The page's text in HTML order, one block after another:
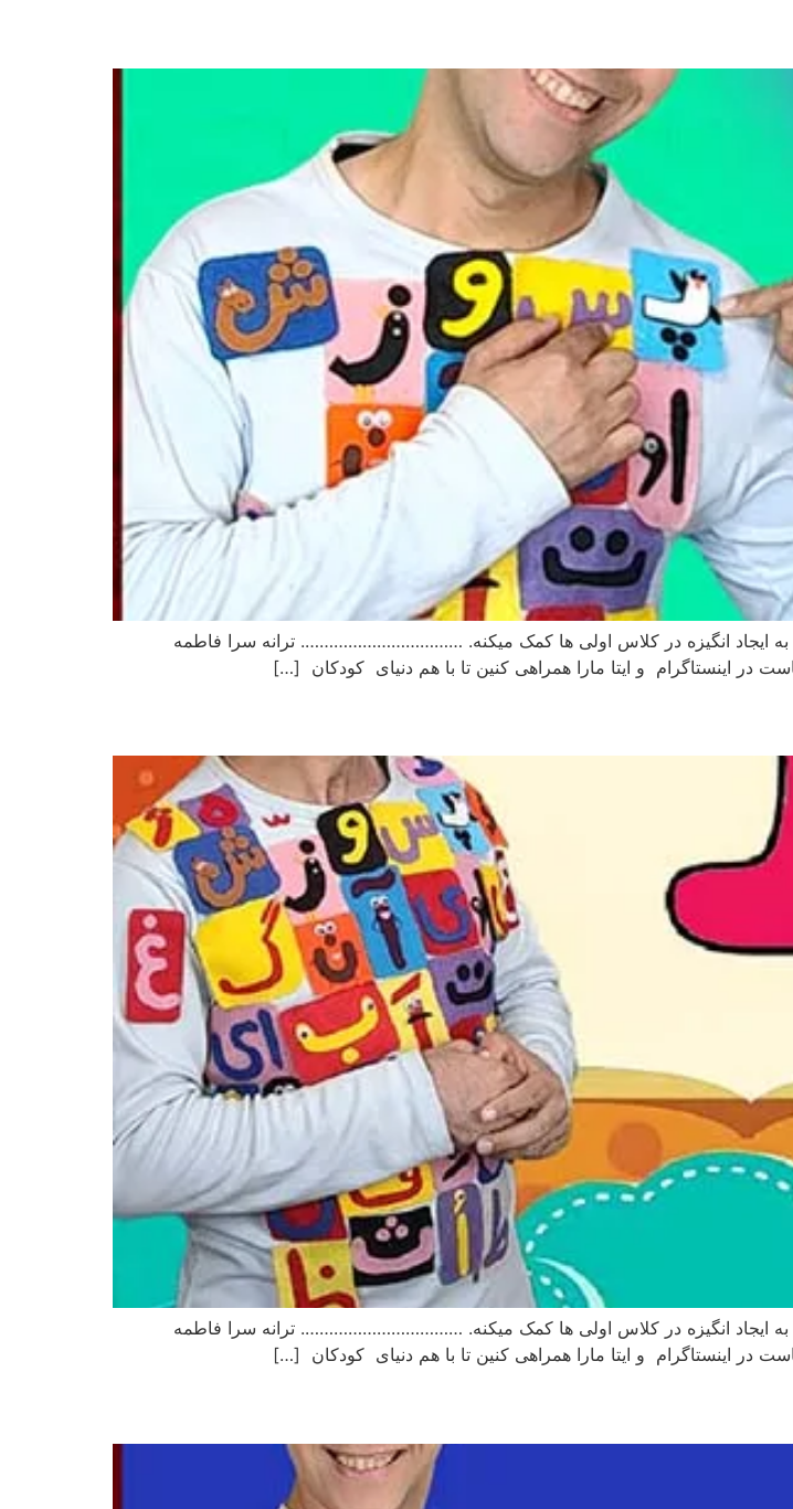
ایجاد انگیزه در کلاس اولی ها کمک میکنه. ……………………………. ترانه سرا فاطمه
اینستاگرام و ایتا مارا همراهی کنین تا با هم دنیای کودکان […]
ایجاد انگیزه در کلاس اولی ها کمک میکنه. ……………………………. ترانه سرا فاطمه
اینستاگرام و ایتا مارا همراهی کنین تا با هم دنیای کودکان […]